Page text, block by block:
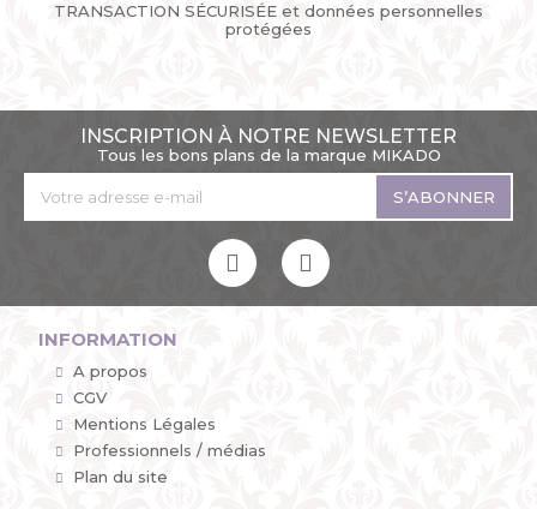
TRANSACTION SÉCURISÉE et données personnelles
protégées
INSCRIPTION À NOTRE NEWSLETTER
Tous les bons plans de la marque MIKADO
S’ABONNER
INFORMATION
A propos
CGV
Mentions Légales
Professionnels / médias
Plan du site